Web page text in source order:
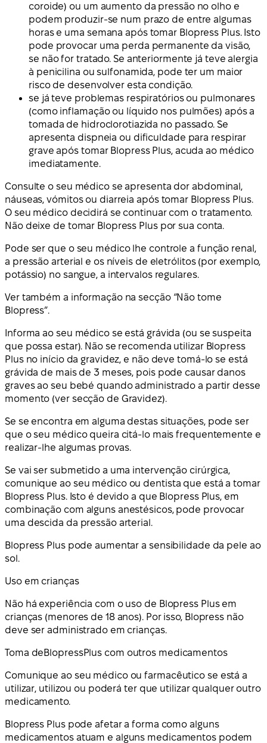
coroide) ou um aumento da pressão no olho e
podem produzir-se num prazo de entre algumas
horas e uma semana após tomar Blopress Plus. Isto
pode provocar uma perda permanente da visão,
se não for tratado. Se anteriormente já teve alergia
à penicilina ou sulfonamida, pode ter um maior
risco de desenvolver esta condição.
se já teve problemas respiratórios ou pulmonares
(como inflamação ou líquido nos pulmões) após a
tomada de hidroclorotiazida no passado. Se
apresenta dispneia ou dificuldade para respirar
grave após tomar Blopress Plus, acuda ao médico
imediatamente.
Consulte o seu médico se apresenta dor abdominal,
náuseas, vómitos ou diarreia após tomar Blopress Plus.
O seu médico decidirá se continuar com o tratamento.
Não deixe de tomar Blopress Plus por sua conta.
Pode ser que o seu médico lhe controle a função renal,
a pressão arterial e os níveis de eletrólitos (por exemplo,
potássio) no sangue, a intervalos regulares.
Ver também a informação na secção “Não tome
Blopress”.
Informa ao seu médico se está grávida (ou se suspeita
que possa estar). Não se recomenda utilizar Blopress
Plus no início da gravidez, e não deve tomá-lo se está
grávida de mais de 3 meses, pois pode causar danos
graves ao seu bebé quando administrado a partir desse
momento (ver secção de Gravidez).
Se se encontra em alguma destas situações, pode ser
que o seu médico queira citá-lo mais frequentemente e
realizar-lhe algumas provas.
Se vai ser submetido a uma intervenção cirúrgica,
comunique ao seu médico ou dentista que está a tomar
Blopress Plus. Isto é devido a que Blopress Plus, em
combinação com alguns anestésicos, pode provocar
uma descida da pressão arterial.
Blopress Plus pode aumentar a sensibilidade da pele ao
sol.
Uso em crianças
Não há experiência com o uso de Blopress Plus em
crianças (menores de 18 anos). Por isso, Blopress não
deve ser administrado em crianças.
Toma deBlopressPlus com outros medicamentos
Comunique ao seu médico ou farmacêutico se está a
utilizar, utilizou ou poderá ter que utilizar qualquer outro
medicamento.
Blopress Plus pode afetar a forma como alguns
medicamentos atuam e alguns medicamentos podem